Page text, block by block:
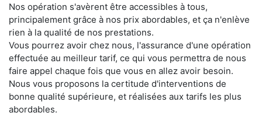
Nos opération s'avèrent être accessibles à tous,
principalement grâce à nos prix abordables, et ça n'enlève
rien à la qualité de nos prestations.
Vous pourrez avoir chez nous, l'assurance d'une opération
effectuée au meilleur tarif, ce qui vous permettra de nous
faire appel chaque fois que vous en allez avoir besoin.
Nous vous proposons la certitude d'interventions de
bonne qualité supérieure, et réalisées aux tarifs les plus
abordables.